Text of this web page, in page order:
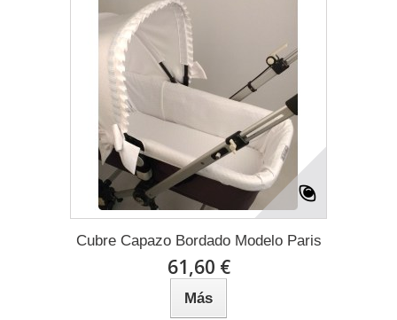
Cubre Capazo Bordado Modelo Paris
61,60 €
Más